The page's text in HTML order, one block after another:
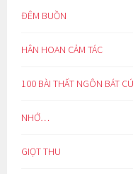
ĐÊM BUỒN
HÂN HOAN CẢM TÁC
100 BÀI THẤT NGÔN BÁT CÚ
NHỚ…
GIỌT THU